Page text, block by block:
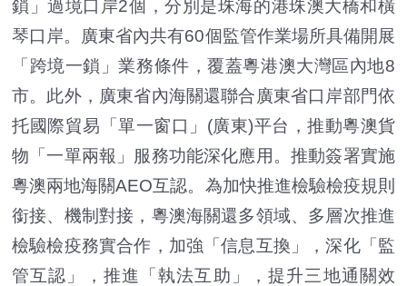
鎖」過境口岸2個，分別是珠海的港珠澳大橋和橫
琴口岸。廣東省內共有60個監管作業場所具備開展
「跨境一鎖」業務條件，覆蓋粵港澳大灣區內地8
市。此外，廣東省內海關還聯合廣東省口岸部門依
托國際貿易「單一窗口」(廣東)平台，推動粵澳貨
物「一單兩報」服務功能深化應用。推動簽署實施
粵澳兩地海關AEO互認。為加快推進檢驗檢疫規則
銜接、機制對接，粵澳海關還多領域、多層次推進
檢驗檢疫務實合作，加強「信息互換」，深化「監
管互認」，推進「執法互助」，提升三地通關效